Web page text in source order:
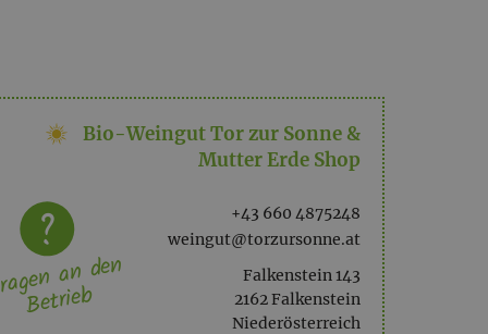
und dir neue Blickwinkel eröffnen.
Lust hat darin zu wohnen. (Theresia von Avila)
Bio-Weingut Tor zur Sonne &
Mutter Erde Shop
+43 660 4875248
weingut@torzursonne.at
Falkenstein 143
2162 Falkenstein
Niederösterreich
an den
Betrieb